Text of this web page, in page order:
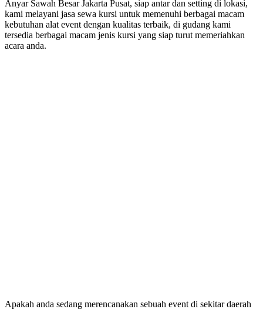
Anyar Sawah Besar Jakarta Pusat, siap antar dan setting di lokasi,
kami melayani jasa sewa kursi untuk memenuhi berbagai macam
kebutuhan alat event dengan kualitas terbaik, di gudang kami
tersedia berbagai macam jenis kursi yang siap turut memeriahkan
acara anda.
Apakah anda sedang merencanakan sebuah event di sekitar daerah